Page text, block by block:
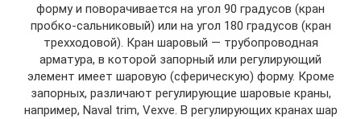
форму и поворачивается на угол 90 градусов (кран
пробко-сальниковый) или на угол 180 градусов (кран
трехходовой). Кран шаровый — трубопроводная
арматура, в которой запорный или регулирующий
элемент имеет шаровую (сферическую) форму. Кроме
запорных, различают регулирующие шаровые краны,
например, Naval trim, Vexve. В регулирующих кранах шар